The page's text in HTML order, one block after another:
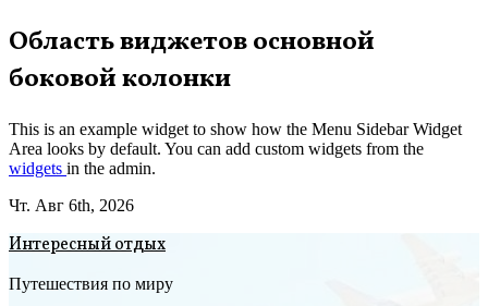
Перейти
к
содержимому
Область виджетов основной
боковой колонки
This is an example widget to show how the Menu Sidebar Widget
Area looks by default. You can add custom widgets from the
widgets in the admin.
Чт. Авг 6th, 2026
Интересный отдых
Путешествия по миру